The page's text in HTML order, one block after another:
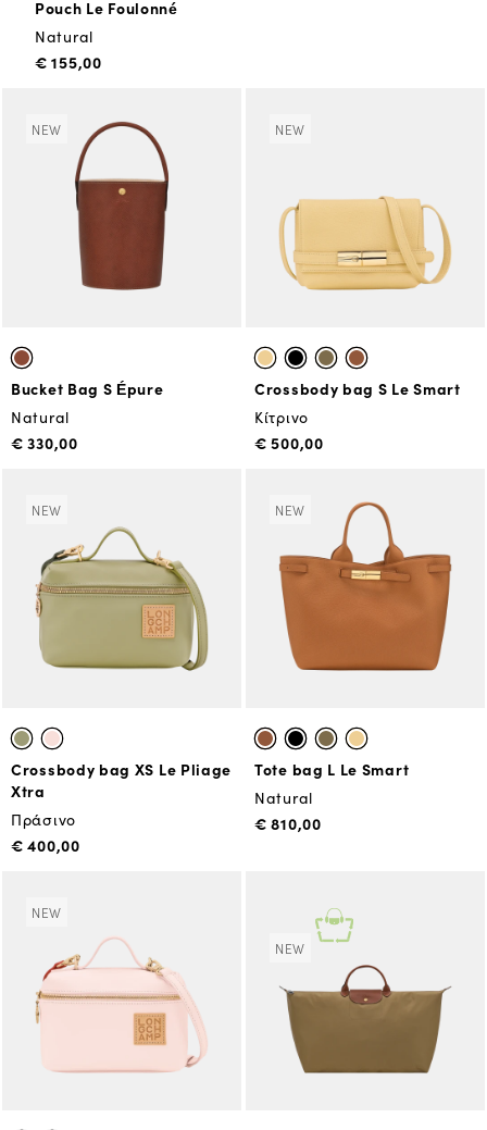
Pouch Le Foulonné
Natural
€ 155,00
NEW
Bucket Bag S Épure
Natural
€ 330,00
NEW
Crossbody bag S Le Smart
Κίτρινο
€ 500,00
NEW
Crossbody bag XS Le Pliage
Xtra
Πράσινο
€ 400,00
NEW
Tote bag L Le Smart
Natural
€ 810,00
NEW
NEW